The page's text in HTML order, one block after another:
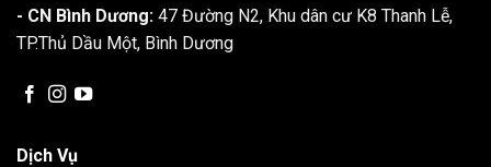
- CN Bình Dương: 47 Đường N2, Khu dân cư K8 Thanh Lễ,
TP.Thủ Dầu Một, Bình Dương
Dịch Vụ